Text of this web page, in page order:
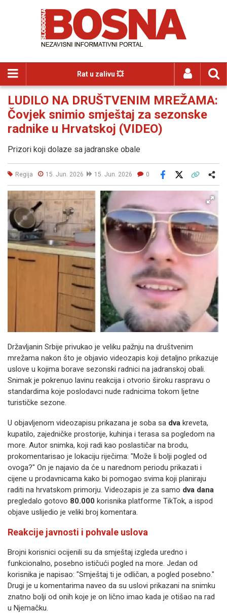
Rat u zalivu 💥
LUDILO NA DRUŠTVENIM MREŽAMA:
Čovjek snimio smještaj za sezonske
radnike u Hrvatskoj (VIDEO)
Prizori koji dolaze sa jadranske obale
Regija 15. Jun. 2026 15. Jun. 2026 0
Facebook
Državljanin Srbije privukao je veliku pažnju na društvenim
mrežama nakon što je objavio videozapis koji detaljno prikazuje
uslove u kojima borave sezonski radnici na jadranskoj obali.
Snimak je pokrenuo lavinu reakcija i otvorio široku raspravu o
standardima koje poslodavci nude radnicima tokom ljetne
turističke sezone.
U objavljenom videozapisu prikazana je soba sa dva kreveta,
kupatilo, zajedničke prostorije, kuhinja i terasa sa pogledom na
more. Autor snimka, koji radi kao poslastičar na brodu,
prokomentarisao je lokaciju riječima: "Može li bolji pogled od
ovoga?" On je najavio da će u narednom periodu prikazati i
cijene u prodavnicama kako bi pomogao svima koji planiraju
raditi na hrvatskom primorju. Videozapis je za samo dva dana
pregledalo gotovo 80.000 korisnika platforme TikTok, a ispod
objave uslijedio je veliki broj komentara.
Reakcije javnosti i pohvale uslova
Brojni korisnici ocijenili su da smještaj izgleda uredno i
funkcionalno, posebno ističući pogled na more. Jedan od
korisnika je napisao: "Smještaj ti je odličan, a pogled posebno."
Drugi je u komentarima naveo da su uslovi prikazani na snimku
znatno bolji od onih koje je on lično imao kada je otišao na rad
u Njemačku.